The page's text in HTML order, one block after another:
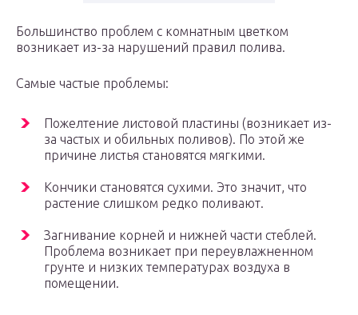
Большинство проблем с комнатным цветком
возникает из-за нарушений правил полива.
Самые частые проблемы:
Пожелтение листовой пластины (возникает из-
за частых и обильных поливов). По этой же
причине листья становятся мягкими.
Кончики становятся сухими. Это значит, что
растение слишком редко поливают.
Загнивание корней и нижней части стеблей.
Проблема возникает при переувлажненном
грунте и низких температурах воздуха в
помещении.